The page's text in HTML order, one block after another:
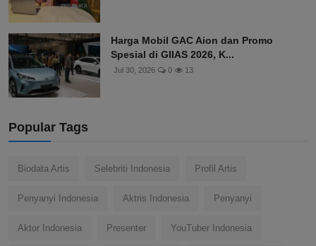
Harga Mobil GAC Aion dan Promo
Spesial di GIIAS 2026, K...
Jul 30, 2026 0 13
Popular Tags
Biodata Artis Selebriti Indonesia Profil Artis
Penyanyi Indonesia Aktris Indonesia Penyanyi
Aktor Indonesia Presenter YouTuber Indonesia